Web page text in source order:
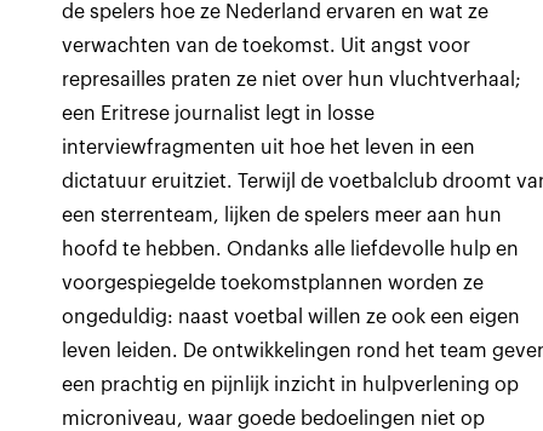
de spelers hoe ze Nederland ervaren en wat ze
verwachten van de toekomst. Uit angst voor
represailles praten ze niet over hun vluchtverhaal;
een Eritrese journalist legt in losse
interviewfragmenten uit hoe het leven in een
dictatuur eruitziet. Terwijl de voetbalclub droomt
een sterrenteam, lijken de spelers meer aan hun
hoofd te hebben. Ondanks alle liefdevolle hulp en
voorgespiegelde toekomstplannen worden ze
ongeduldig: naast voetbal willen ze ook een eigen
leven leiden. De ontwikkelingen rond het team
een prachtig en pijnlijk inzicht in hulpverlening op
microniveau, waar goede bedoelingen niet op